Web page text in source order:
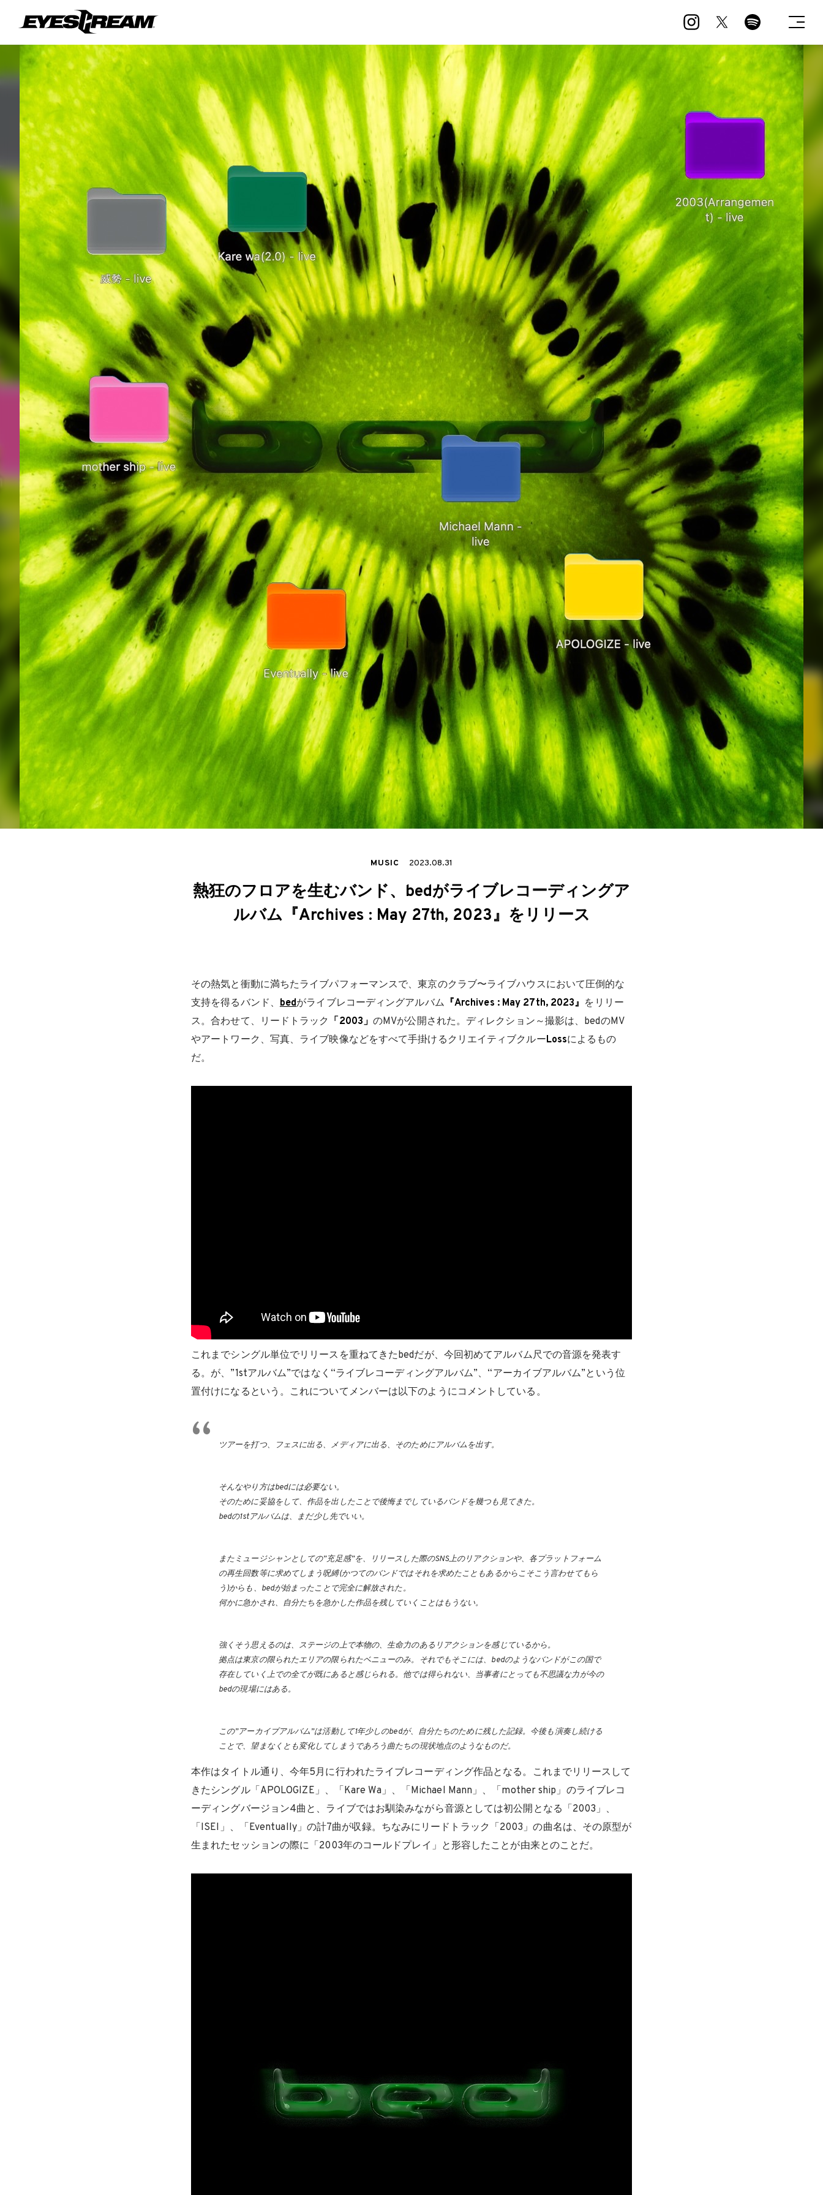
MUSIC 2023.08.31
熱狂のフロアを生むバンド、bedがライブレコーディングア
ルバム『Archives : May 27th, 2023』をリリース
その熱気と衝動に満ちたライブパフォーマンスで、東京のクラブ〜ライブハウスにおいて圧倒的な
支持を得るバンド、 bedがライブレコーディングアルバム 『Archives : May 27th, 2023』 をリリー
ス。合わせて、リードトラック 「2003」のMVが公開された。ディレクション～撮影は、bedのMV
やアートワーク、写真、ライブ映像などをすべて手掛けるクリエイティブクルーLossによるもの
だ。
これまでシングル単位でリリースを重ねてきたbedだが、今回初めてアルバム尺での音源を発表す
る。が、”1stアルバム”ではなく“ライブレコーディングアルバム”、“アーカイブアルバム”という位
置付けになるという。これについてメンバーは以下のようにコメントしている。
ツアーを打つ、フェスに出る、メディアに出る、そのためにアルバムを出す。
そんなやり方はbedには必要ない。
そのために妥協をして、作品を出したことで後悔までしているバンドを幾つも見てきた。
bedの1stアルバムは、まだ少し先でいい。
またミュージシャンとしての”充足感”を、リリースした際のSNS上のリアクションや、各プラットフォーム
の再生回数等に求めてしまう呪縛(かつてのバンドではそれを求めたこともあるからこそこう言わせてもら
う)からも、bedが始まったことで完全に解放された。
何かに急かされ、自分たちを急かした作品を残していくことはもうない。
強くそう思えるのは、ステージの上で本物の、生命力のあるリアクションを感じているから。
拠点は東京の限られたエリアの限られたベニューのみ。それでもそこには、bedのようなバンドがこの国で
存在していく上での全てが既にあると感じられる。他では得られない、当事者にとっても不思議な力が今の
bedの現場にはある。
この”アーカイブアルバム”は活動して1年少しのbedが、自分たちのために残した記録。今後も演奏し続ける
ことで、望まなくとも変化してしまうであろう曲たちの現状地点のようなものだ。
本作はタイトル通り、今年5月に行われたライブレコーディング作品となる。これまでリリースして
きたシングル「APOLOGIZE」、「Kare Wa」、「Michael Mann」、「mother ship」のライブレコ
ーディングバージョン4曲と、ライブではお馴染みながら音源としては初公開となる「2003」、
「ISEI」、「Eventually」の計7曲が収録。ちなみにリードトラック「2003」の曲名は、その原型が
生まれたセッションの際に「2003年のコールドプレイ」と形容したことが由来とのことだ。